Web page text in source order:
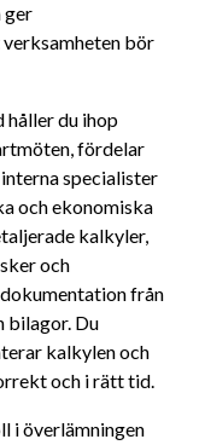
ger
bör
håller du ihop
fördelar
specialister
och ekonomiska
kalkyler,
och
från
bilagor. Du
kalkylen och
och i rätt tid.
i överlämningen